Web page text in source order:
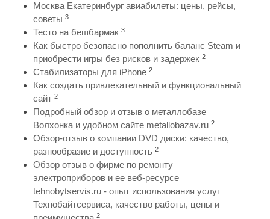
Москва Екатеринбург авиабилеты: цены, рейсы,
советы 3
Тесто на бешбармак 3
Как быстро безопасно пополнить баланс Steam и
приобрести игры без рисков и задержек 2
Стабилизаторы для iPhone 2
Как создать привлекательный и функциональный
сайт 2
Подробный обзор и отзыв о металлобазе
Волхонка и удобном сайте metallobazav.ru 2
Обзор-отзыв о компании DVD диски: качество,
разнообразие и доступность 2
Обзор отзыв о фирме по ремонту
электроприборов и ее веб-ресурсе
tehnobytservis.ru - опыт использования услуг
Технобайтсервиса, качество работы, цены и
2